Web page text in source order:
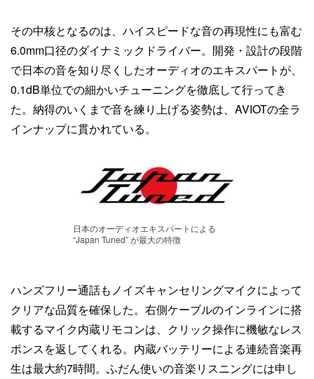
その中核となるのは、ハイスピードな音の再現性にも富む
6.0mm口径のダイナミックドライバー。開発・設計の段階
で日本の音を知り尽くしたオーディオのエキスパートが、
0.1dB単位での細かいチューニングを徹底して行ってき
た。納得のいくまで音を練り上げる姿勢は、AVIOTの全ラ
インナップに貫かれている。
日本のオーディオエキスパートによる
“Japan Tuned” が最大の特徴
ハンズフリー通話もノイズキャンセリングマイクによって
クリアな品質を確保した。右側ケーブルのインラインに搭
載するマイク内蔵リモコンは、クリック操作に機敏なレス
ポンスを返してくれる。内蔵バッテリーによる連続音楽再
生は最大約7時間。ふだん使いの音楽リスニングには申し